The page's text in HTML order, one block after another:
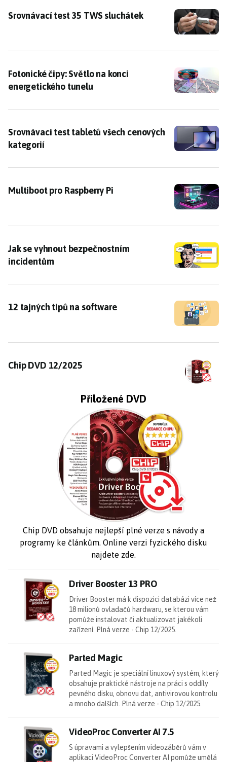
Srovnávací test 35 TWS sluchátek
Srovnávací test 35 TWS sluchátek
Fotonické čipy: Světlo na konci energetického tunelu
Fotonické čipy: Světlo na konci
energetického tunelu
Srovnávací test tabletů všech cenových kategorií
Srovnávací test tabletů všech cenových
kategorií
Multiboot pro Raspberry Pi
Multiboot pro Raspberry Pi
Jak se vyhnout bezpečnostním incidentům
Jak se vyhnout bezpečnostním
incidentům
12 tajných tipů na software
12 tajných tipů na software
Chip DVD 12/2025
Chip DVD 12/2025
Přiložené DVD
Chip DVD obsahuje nejlepší plné verze s návody a
programy ke článkům. Online verzi fyzického disku
najdete zde.
Driver Booster 13 PRO
Driver Booster má k dispozici databázi více než
18 milionů ovladačů hardwaru, se kterou vám
pomůže instalovat či aktualizovat jakékoli
zařízení. Plná verze - Chip 12/2025.
Parted Magic
Parted Magic je speciální linuxový systém, který
obsahuje praktické nástroje na práci s oddíly
pevného disku, obnovu dat, antivirovou kontrolu
a mnoho dalších. Plná verze - Chip 12/2025.
VideoProc Converter AI 7.5
S úpravami a vylepšením videozáběrů vám v
aplikaci VideoProc Converter AI pomůže umělá